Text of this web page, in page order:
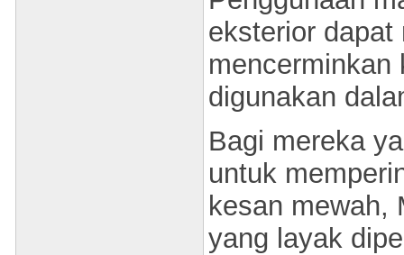
eksterior
mencerminkan
digunakan
Bagi mereka
untuk
kesan mewah,
yang layak